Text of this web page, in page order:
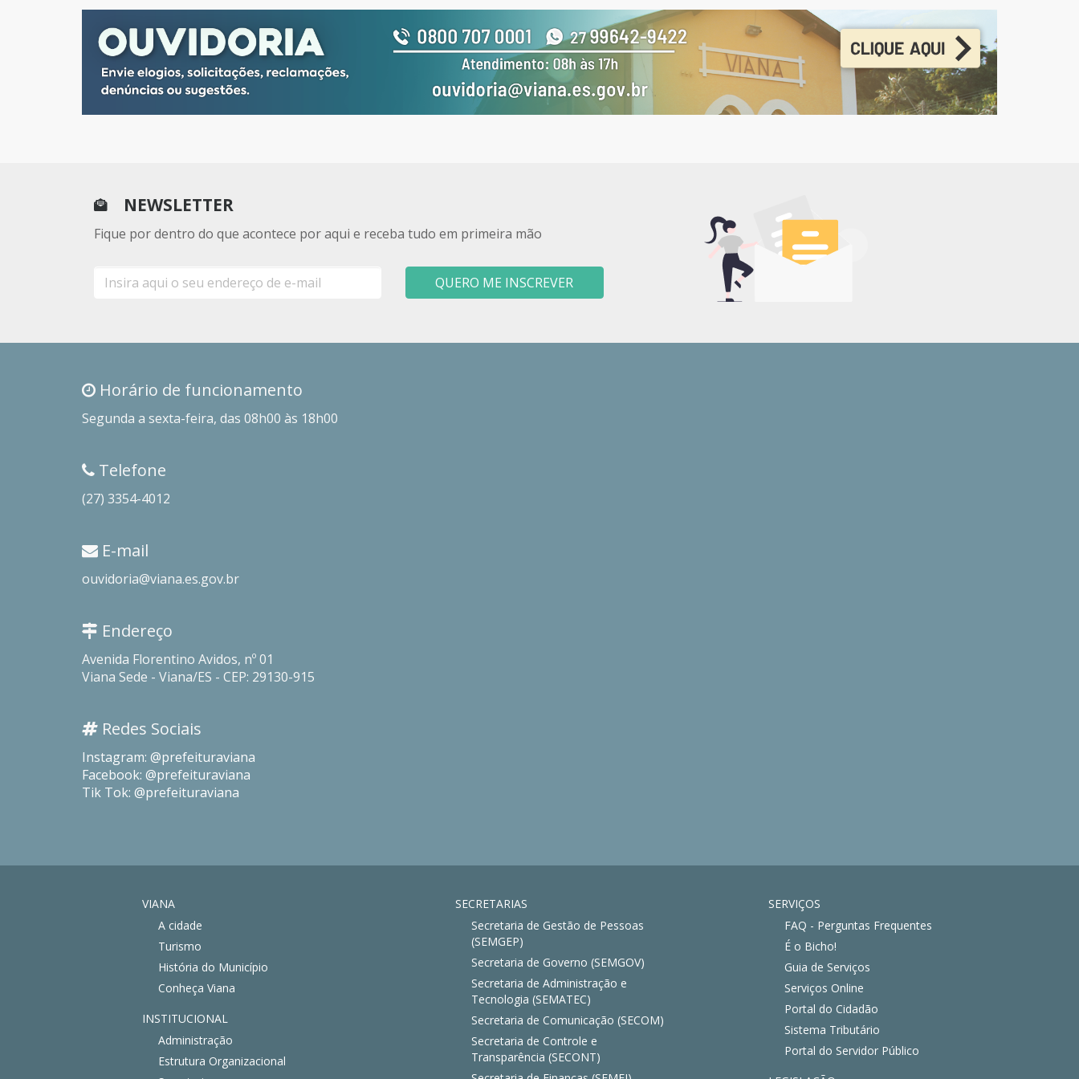
NEWSLETTER
Fique por dentro do que acontece por aqui e receba tudo em primeira mão
mail
QUERO ME INSCREVER
Horário de funcionamento
Segunda a sexta-feira, das 08h00 às 18h00
Telefone
(27) 3354-4012
E-mail
ouvidoria@viana.es.gov.br
Endereço
Avenida Florentino Avidos, nº 01
Viana Sede - Viana/ES - CEP: 29130-915
Redes Sociais
Instagram: @prefeituraviana
Facebook: @prefeituraviana
Tik Tok: @prefeituraviana
VIANA
A cidade
Turismo
História do Município
Conheça Viana
INSTITUCIONAL
Administração
Estrutura Organizacional
SECRETARIAS
Secretaria de Gestão de Pessoas
(SEMGEP)
Secretaria de Governo (SEMGOV)
Secretaria de Administração e
Tecnologia (SEMATEC)
Secretaria de Comunicação (SECOM)
Secretaria de Controle e
Transparência (SECONT)
SERVIÇOS
FAQ - Perguntas Frequentes
É o Bicho!
Guia de Serviços
Serviços Online
Portal do Cidadão
Sistema Tributário
Portal do Servidor Público